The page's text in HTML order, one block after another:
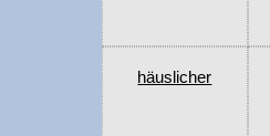
häuslicher